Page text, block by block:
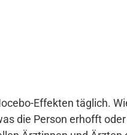
Effekten täglich.
die Person erhofft